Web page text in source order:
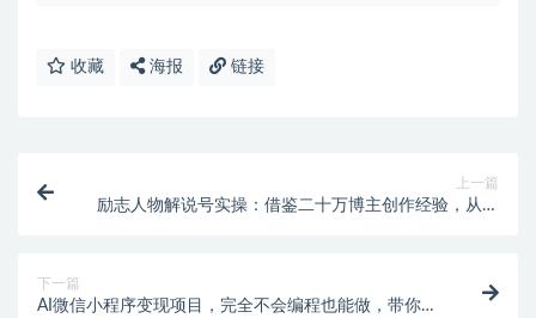
收藏 海报 链接
上一篇
励志人物解说号实操：借鉴二十万博主创作经验，从文
下一篇
AI微信小程序变现项目，完全不会编程也能做，带你从